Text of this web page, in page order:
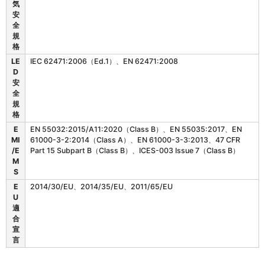
拠
規
気
安
全
規
格
LE
D
安
全
規
格
IEC 62471:2006（Ed.1）、EN 62471:2008
E
MI
/E
M
S
EN 55032:2015/A11:2020（Class B）、EN 55035:2017、EN
61000-3-2:2014（Class A）、EN 61000-3-3:2013、47 CFR
Part 15 Subpart B（Class B）、ICES-003 Issue 7（Class B）
E
U
適
合
宣
言
2014/30/EU、2014/35/EU、2011/65/EU